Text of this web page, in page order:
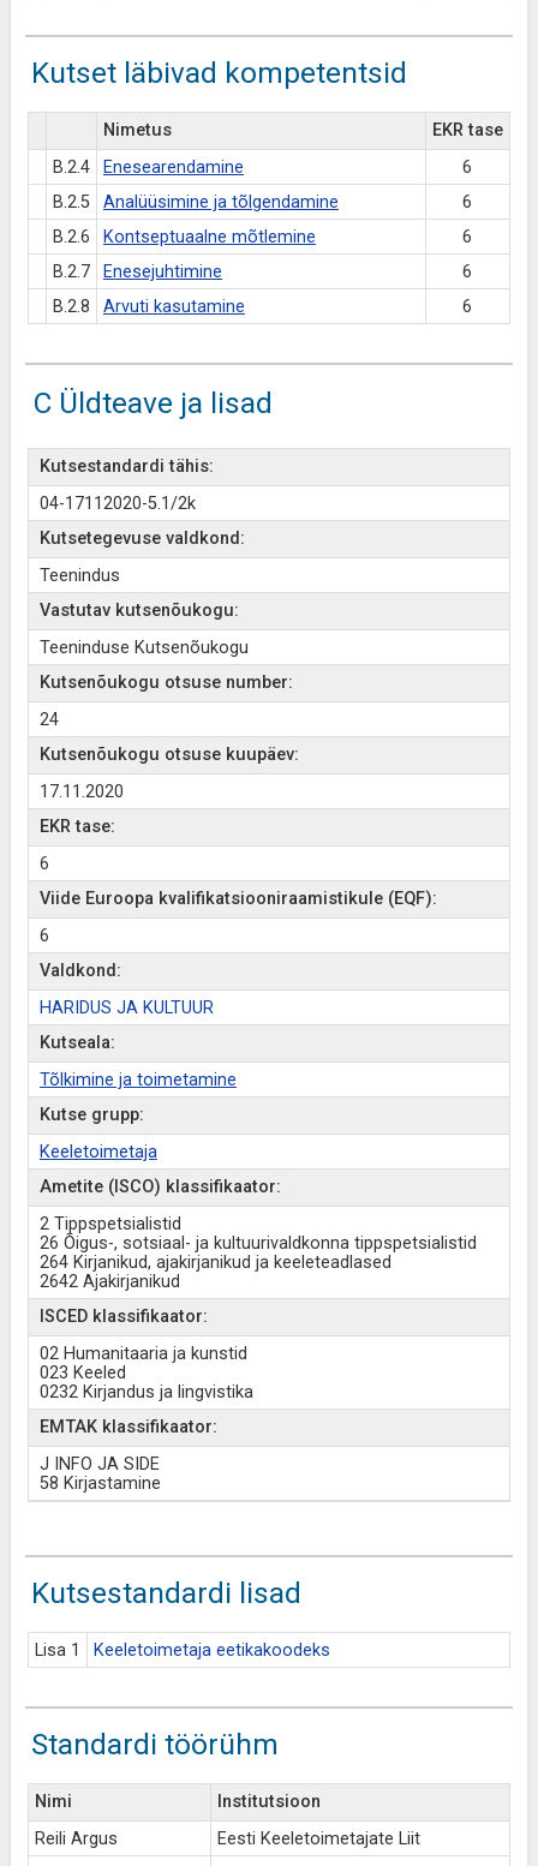
Kutset läbivad kompetentsid
Nimetus
EKR tase
B.2.4
Enesearendamine
6
B.2.5
Analüüsimine ja tõlgendamine
6
B.2.6
Kontseptuaalne mõtlemine
6
B.2.7
Enesejuhtimine
6
B.2.8
Arvuti kasutamine 6
C Üldteave ja lisad
Kutsestandardi tähis:
04-17112020-5.1/2k
Kutsetegevuse valdkond:
Teenindus
Vastutav kutsenõukogu:
Teeninduse Kutsenõukogu
Kutsenõukogu otsuse number:
24
Kutsenõukogu otsuse kuupäev:
17.11.2020
EKR tase:
6
Viide Euroopa kvalifikatsiooniraamistikule (EQF):
6
Valdkond:
HARIDUS JA KULTUUR
Kutseala:
Tõlkimine ja toimetamine
Kutse grupp:
Keeletoimetaja
Ametite (ISCO) klassifikaator:
2 Tippspetsialistid
26 Õigus-, sotsiaal- ja kultuurivaldkonna tippspetsialistid
264 Kirjanikud, ajakirjanikud ja keeleteadlased
2642 Ajakirjanikud
ISCED klassifikaator:
02 Humanitaaria ja kunstid
023 Keeled
0232 Kirjandus ja lingvistika
EMTAK klassifikaator:
J INFO JA SIDE
58 Kirjastamine
Kutsestandardi lisad
Lisa 1 Keeletoimetaja eetikakoodeks
Standardi töörühm
Nimi
Institutsioon
Reili Argus
Eesti Keeletoimetajate Liit